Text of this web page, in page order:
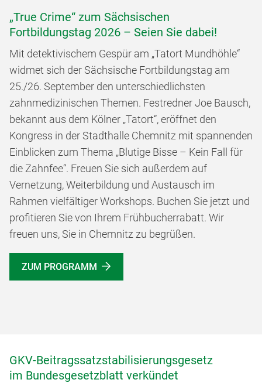
„True Crime“ zum Sächsischen
Fortbildungstag 2026 – Seien Sie dabei!
Mit detektivischem Gespür am „Tatort Mundhöhle“
widmet sich der Sächsische Fortbildungstag am
25./26. September den unterschiedlichsten
zahnmedizinischen Themen. Festredner Joe Bausch,
bekannt aus dem Kölner „Tatort“, eröffnet den
Kongress in der Stadthalle Chemnitz mit spannenden
Einblicken zum Thema „Blutige Bisse – Kein Fall für
die Zahnfee“. Freuen Sie sich außerdem auf
Vernetzung, Weiterbildung und Austausch im
Rahmen vielfältiger Workshops. Buchen Sie jetzt und
profitieren Sie von Ihrem Frühbucherrabatt. Wir
freuen uns, Sie in Chemnitz zu begrüßen.
ZUM PROGRAMM
GKV-Beitragssatzstabilisierungsgesetz
im Bundesgesetzblatt verkündet